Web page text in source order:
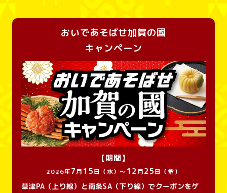
おいであそばせ加賀の國
キャンペーン
【期間】
2026年7月 15日（水）～12月25日（金）
草津PA（上り線）と南条SA（下り線）でクーポンをゲ